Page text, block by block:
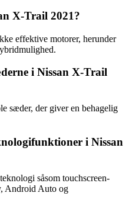
X-Trail 2021?
effektive motorer, herunder
i Nissan X-Trail
sæder, der giver en behagelig
i Nissan
såsom touchscreen-
Android Auto og